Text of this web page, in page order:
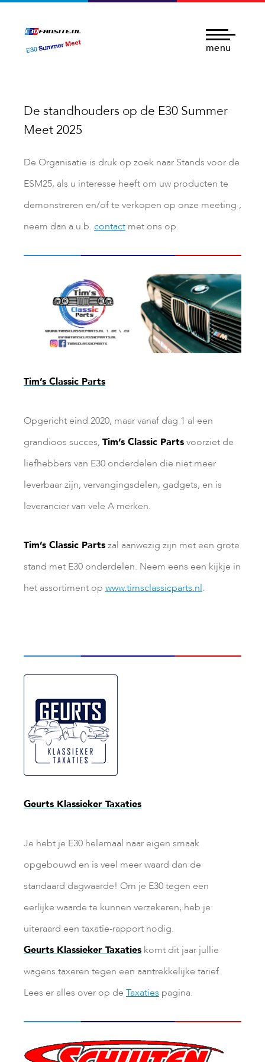
menu
De standhouders op de E30 Summer
Meet 2025
De Organisatie is druk op zoek naar Stands voor de
ESM25, als u interesse heeft om uw producten te
demonstreren en/of te verkopen op onze meeting ,
neem dan a.u.b. contact met ons op.
Tim’s Classic Parts
Opgericht eind 2020, maar vanaf dag 1 al een
grandioos succes, Tim’s Classic Partsvoorziet de
liefhebbers van E30 onderdelen die niet meer
leverbaar zijn, vervangingsdelen, gadgets, en is
leverancier van vele A merken.
Tim’s Classic Partszal aanwezig zijn met een grote
stand met E30 onderdelen. Neem eens een kijkje in
het assortiment op www.timsclassicparts.nl.
Geurts Klassieker Taxaties
Je hebt je E30 helemaal naar eigen smaak
opgebouwd en is veel meer waard dan de
standaard dagwaarde! Om je E30 tegen een
eerlijke waarde te kunnen verzekeren, heb je
uiteraard een taxatie-rapport nodig.
Geurts Klassieker Taxaties komt dit jaar jullie
wagens taxeren tegen een aantrekkelijke tarief.
Lees er alles over op de Taxaties pagina.